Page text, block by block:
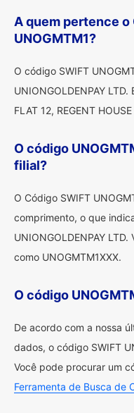
A quem pertence o
UNOGMTM1?
O código SWIFT
UNIONGOLDENPAY
FLAT 12, REGENT
O código
filial?
O Código SWIFT
comprimento, o que
UNIONGOLDENPAY
como UNOGMTM1XXX.
O código
De acordo com a nossa
dados, o código SWIFT
Você pode procurar um
Ferramenta de Busca de